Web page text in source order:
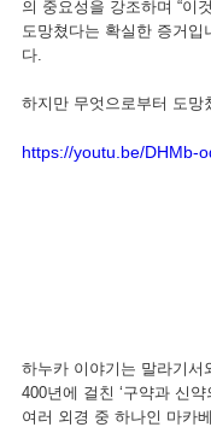
의 중요성을 강조하며 “이
도망쳤다는 확실한 증거입
다.
하지만 무엇으로부터 도망
https://youtu.be/DHMb-
하누카 이야기는 말라기서
400년에 걸친 ‘구약과 신약
여러 외경 중 하나인 마카